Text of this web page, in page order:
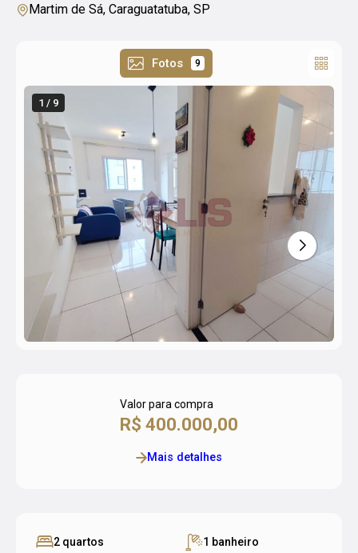
Martim de Sá, Caraguatatuba, SP
Fotos 9
1 / 9
Valor para compra
R$ 400.000,00
Mais detalhes
2 quartos 1 banheiro